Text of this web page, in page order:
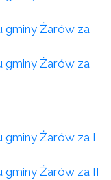
gminy Żarów za
gminy Żarów za
gminy Żarów za I
gminy Żarów za II